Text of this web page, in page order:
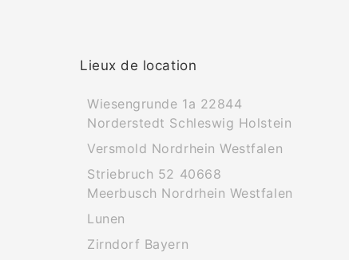
Lieux de location
Wiesengrunde 1a 22844
Norderstedt Schleswig Holstein
Versmold Nordrhein Westfalen
Striebruch 52 40668
Meerbusch Nordrhein Westfalen
Lunen
Zirndorf Bayern